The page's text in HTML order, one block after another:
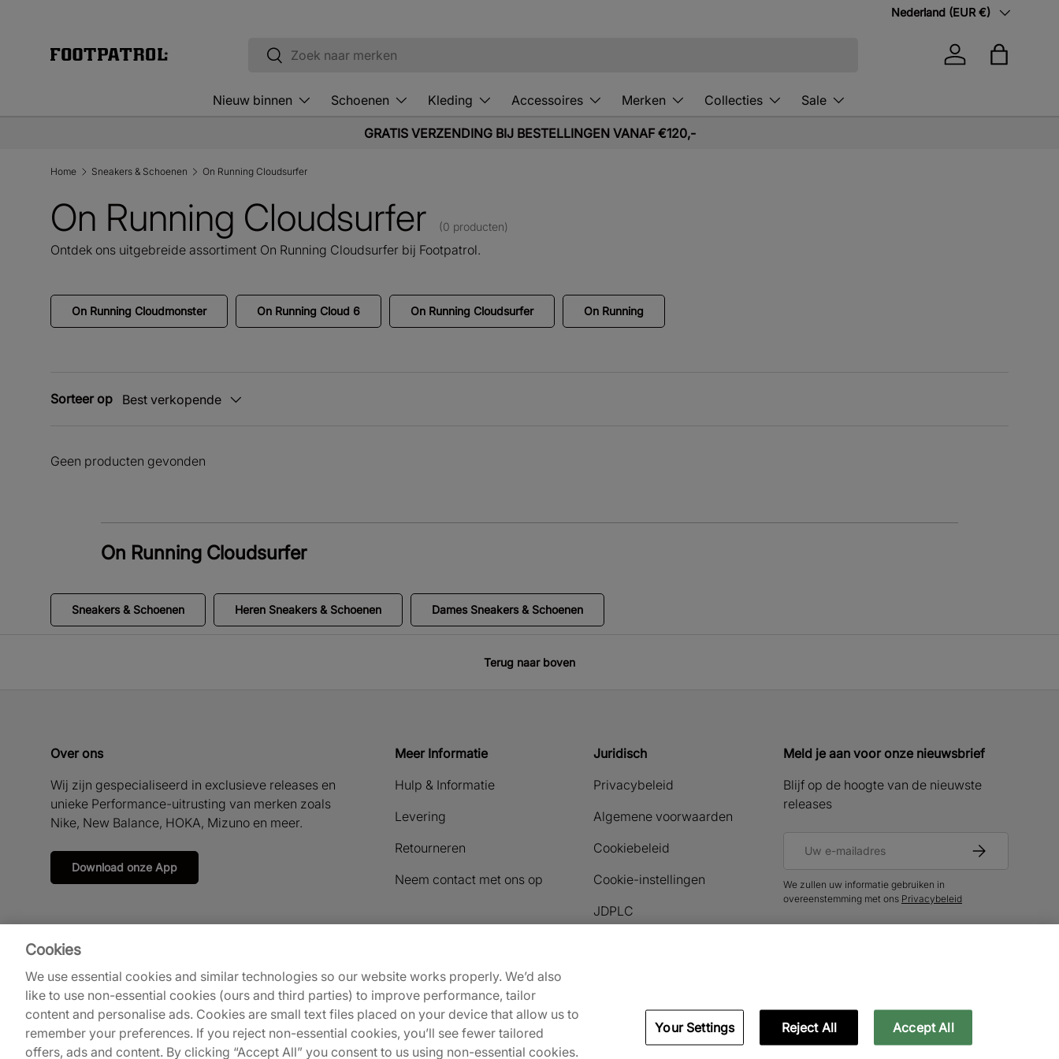
Land/Regio
Nederland (EUR €)
Zoeken
Zoeken
InloggenTas
Nieuw binnen Schoenen Kleding Accessoires Merken Collecties Sale
GRATIS VERZENDING BIJ BESTELLINGEN VANAF €120,-
Home Sneakers & Schoenen On Running Cloudsurfer
On Running Cloudsurfer (0 producten)
Ontdek ons uitgebreide assortiment On Running Cloudsurfer bij Footpatrol.
On Running Cloudmonster On Running Cloud 6 On Running Cloudsurfer On Running
Sorteer op Best verkopende
Geen producten gevonden
On Running Cloudsurfer
Sneakers & Schoenen Heren Sneakers & Schoenen Dames Sneakers & Schoenen
Terug naar boven
Over ons
Wij zijn gespecialiseerd in exclusieve releases en
unieke Performance-uitrusting van merken zoals
Nike, New Balance, HOKA, Mizuno en meer.
Download onze App
Meer Informatie
Hulp & Informatie
Levering
Retourneren
Neem contact met ons op
Juridisch
Privacybeleid
Algemene voorwaarden
Cookiebeleid
Cookie-instellingen
JDPLC
Meld je aan voor onze nieuwsbrief
Blijf op de hoogte van de nieuwste
releases
Abonneer
We zullen uw informatie gebruiken in
overeenstemming met ons Privacybeleid
Geaccepteerde betaalmethoden
Footpatrol UK
Cookies
We use essential cookies and similar technologies so our website works properly. We’d also
like to use non-essential cookies (ours and third parties) to improve performance, tailor
content and personalise ads. Cookies are small text files placed on your device that allow us to
remember your preferences. If you reject non-essential cookies, you’ll see fewer tailored
offers, ads and content. By clicking “Accept All” you consent to us using non-essential cookies.
Your Settings Reject All Accept All